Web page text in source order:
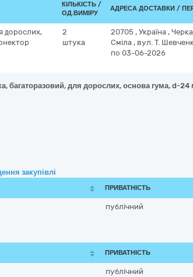
КІЛЬКІСТЬ /
ОД.ВИМІРУ
АДРЕСА ДОСТАВКИ /
дорослих,
2
штука
20705 , Україна ,
Сміла , вул. Т.
по 03-06-2026
багаторазовий, для дорослих, основа гума, d-
закупівлі
ПРИВАТНІСТЬ
публічний
ПРИВАТНІСТЬ
публічний